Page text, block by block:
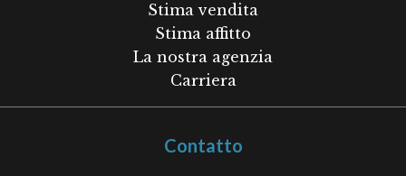
Stima vendita
Stima affitto
La nostra agenzia
Carriera
Contatto